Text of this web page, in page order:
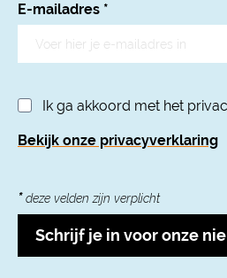
E-mailadres *
Ik ga akkoord met het
Bekijk onze privacyverklaring
*deze velden zijn verplicht
Schrijf je in voor onze